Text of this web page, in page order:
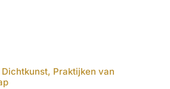
Praktijken van